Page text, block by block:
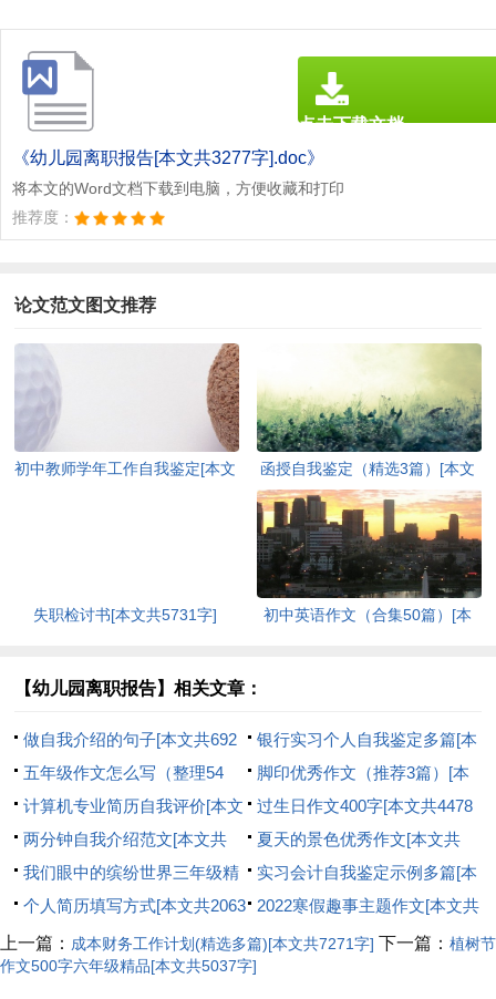
《幼儿园离职报告[本文共3277字].doc》
将本文的Word文档下载到电脑，方便收藏和打印
推荐度：
点击下载文档
文档为doc格式
论文范文图文推荐
初中教师学年工作自我鉴定[本文
函授自我鉴定（精选3篇）[本文
共2761字]
失职检讨书[本文共5731字]
初中英语作文（合集50篇）[本
【幼儿园离职报告】相关文章：
做自我介绍的句子[本文共692
字]
银行实习个人自我鉴定多篇[本
文共5661字]
五年级作文怎么写（整理54
篇）[本文共26208字]
脚印优秀作文（推荐3篇）[本
文共1525字]
计算机专业简历自我评价[本文
共1859字]
过生日作文400字[本文共4478
字]
两分钟自我介绍范文[本文共
627字]
夏天的景色优秀作文[本文共
2072字]
我们眼中的缤纷世界三年级精
品作文多篇[本文共3343字]
实习会计自我鉴定示例多篇[本
文共3777字]
个人简历填写方式[本文共2063
字]
2022寒假趣事主题作文[本文共
3230字]
上一篇： 成本财务工作计划(精选多篇)[本文共7271字] 下一篇： 植树节
作文500字六年级精品[本文共5037字]